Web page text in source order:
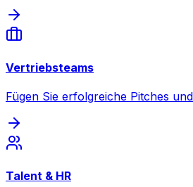
Vertriebsteams
Fügen Sie erfolgreiche Pitches
Talent & HR